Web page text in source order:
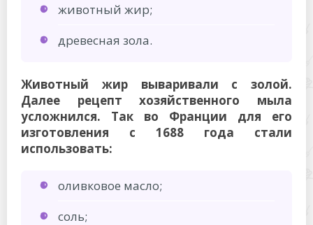
животный жир;
древесная зола.
Животный жир вываривали с золой.
Далее рецепт хозяйственного мыла
усложнился. Так во Франции для его
изготовления с 1688 года стали
использовать:
оливковое масло;
соль;